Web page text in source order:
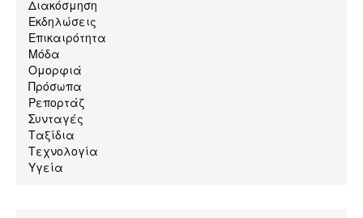
Διακόσμηση
Εκδηλώσεις
Επικαιρότητα
Μόδα
Ομορφιά
Πρόσωπα
Ρεπορτάζ
Συνταγές
Ταξίδια
Τεχνολογία
Υγεία